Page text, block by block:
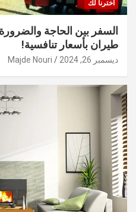
اخترنا لك
السفر بين الحاجة
طيران بأسعار تنافسية!
ديسمبر 26, 2024 Majde Nouri